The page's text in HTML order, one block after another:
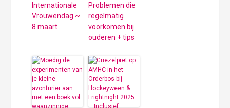
Internationale
Vrouwendag ~
8 maart
Problemen die
regelmatig
voorkomen bij
ouderen + tips